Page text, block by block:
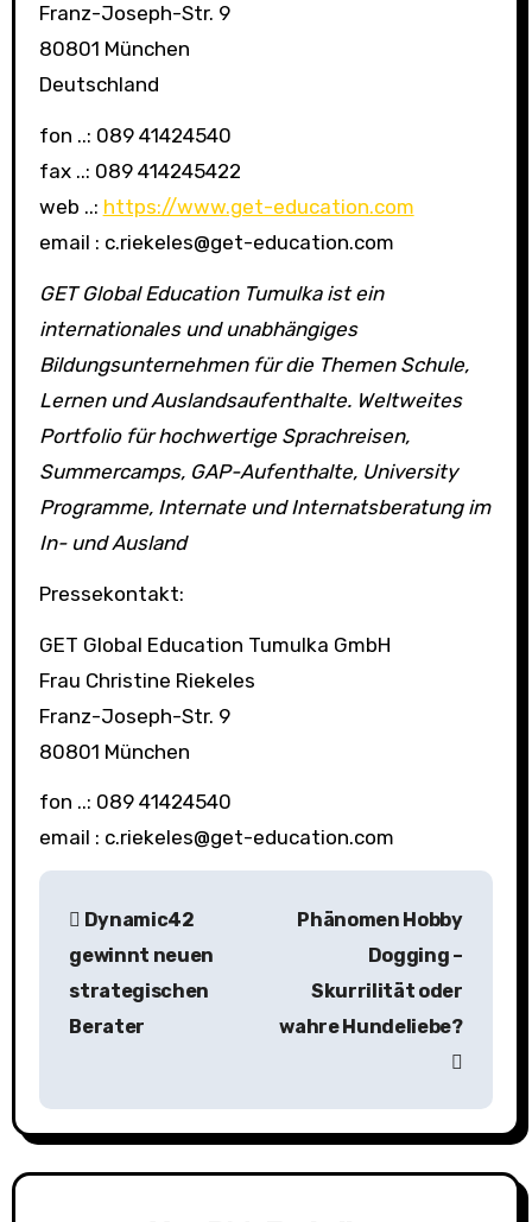
Franz-Joseph-Str. 9
80801 München
Deutschland
fon ..: 089 41424540
fax ..: 089 414245422
web ..: https://www.get-education.com
email : c.riekeles@get-education.com
GET Global Education Tumulka ist ein
internationales und unabhängiges
Bildungsunternehmen für die Themen Schule,
Lernen und Auslandsaufenthalte. Weltweites
Portfolio für hochwertige Sprachreisen,
Summercamps, GAP-Aufenthalte, University
Programme, Internate und Internatsberatung im
In- und Ausland
Pressekontakt:
GET Global Education Tumulka GmbH
Frau Christine Riekeles
Franz-Joseph-Str. 9
80801 München
fon ..: 089 41424540
email : c.riekeles@get-education.com
B
a
g
Dynamic42
gewinnt neuen
strategischen
Berater
Phänomen Hobby
Dogging –
Skurrilität oder
wahre Hundeliebe?